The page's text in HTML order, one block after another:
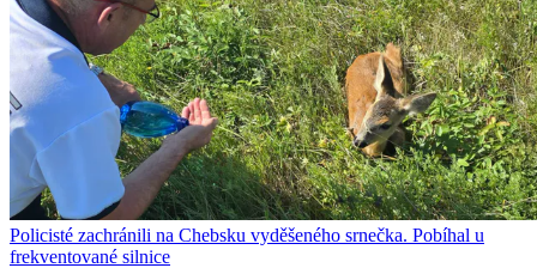
Policisté zachránili na Chebsku vyděšeného srnečka. Pobíhal u
frekventované silnice